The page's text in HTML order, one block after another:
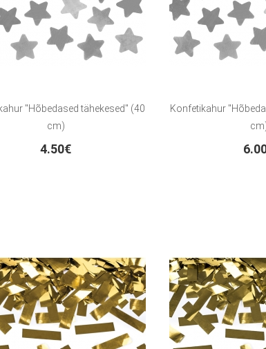
"Hõbedased tähekesed" (40
cm)
4.50€
Konfetikahur